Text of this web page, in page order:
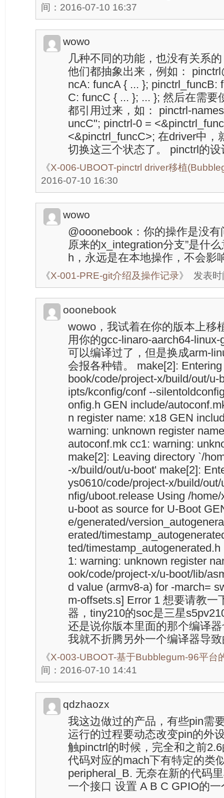
间：2016-07-10 16:37
wowo
几种不同的功能，也没有关系
他们都抽象出来，例如：
ncA: funcA { ... }; pinctrl_funcB:
C: funcC { ... }; ... }; 然后在需要
都引用过来，如： pinctrl-
uncC"; pinctrl-0 =
<&pinctrl_funcC>; 在driver中，
切换这三个状态了。 pinctrl的
《X-006-UBOOT-pinctrl driver移植
2016-07-10 16:30
wowo
@ooonebook：你的操作是没
原来的x_integration分支”是什
h，永远是在本地操作，不会影
《X-001-PRE-git介绍及操作记录》 发表
ooonebook
wowo，我试着在你的版本上移
用你的gcc-linaro-aarch64-
可以编译过了，但是换成arm-
会报各种错。 make[2]:
book/code/project-x/build/out/
ipts/kconfig/conf --
onfig.h GEN include/
n register name: x18 GEN
warning: unknown register
autoconf.mk cc1: warning:
make[2]: Leaving directory `/
-x/build/out/u-boot' make[2]:
ys0610/code/project-x/build/
nfig/uboot.release Using /
u-boot as source for U-Boot
e/generated/
erated/
ted/
1: warning: unknown register
ook/code/project-x/u-boot/lib/
d value (armv8-a) for -march=
m-offsets.s] Error 1 想要请教一
器，tiny210的soc是三星
还是说你版本里面的那个编译
我就不折腾另外一个编译器导
《X-003-UBOOT-基于Bubblegum-96平台
间：2016-07-10 14:41
qdzhaozx
我这边做过的产品，有些pin需
运行的过程要动态改变pin的外
触pinctrl的时候，完全和之前
代码对应的mach下有特定的类
peripheral_B. 无奈在新的代码
一个接口 设置 A B C GPIO的一